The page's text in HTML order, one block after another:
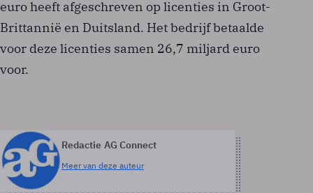
euro heeft afgeschreven op licenties in Groot-
Brittannië en Duitsland. Het bedrijf betaalde
voor deze licenties samen 26,7 miljard euro
voor.
Redactie AG Connect
Meer van deze auteur